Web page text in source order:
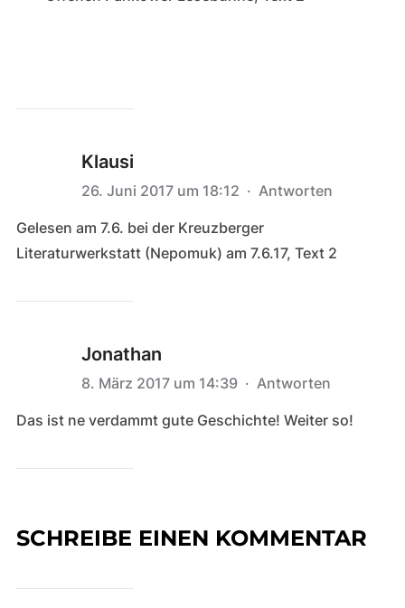
Klausi
26. Juni 2017 um 18:12 · Antworten
Gelesen am 7.6. bei der Kreuzberger
Literaturwerkstatt (Nepomuk) am 7.6.17, Text 2
Jonathan
8. März 2017 um 14:39 · Antworten
Das ist ne verdammt gute Geschichte! Weiter so!
SCHREIBE EINEN KOMMENTAR